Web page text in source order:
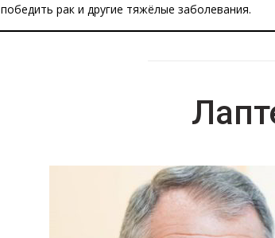
победить рак и другие тяжёлые заболевания.